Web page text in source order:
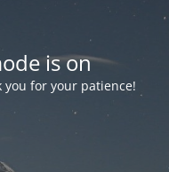
is on
you for your patience!